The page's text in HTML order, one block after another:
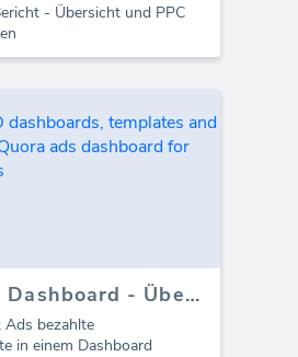
- Übersicht und PPC
Tiktok Ads Dashboard - Übersicht
bezahlte
in einem Dashboard